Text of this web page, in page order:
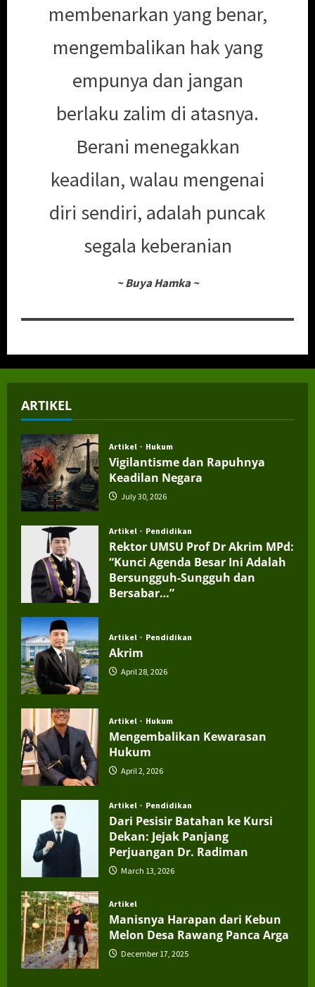
membenarkan yang benar,
mengembalikan hak yang
empunya dan jangan
berlaku zalim di atasnya.
Berani menegakkan
keadilan, walau mengenai
diri sendiri, adalah puncak
segala keberanian
~ Buya Hamka ~
ARTIKEL
Artikel Hukum
Vigilantisme dan Rapuhnya
Keadilan Negara
July 30, 2026
Artikel Pendidikan
Rektor UMSU Prof Dr Akrim MPd:
“Kunci Agenda Besar Ini Adalah
Bersungguh-Sungguh dan
Bersabar…”
Artikel Pendidikan
Akrim
April 28, 2026
Artikel Hukum
Mengembalikan Kewarasan
Hukum
April 2, 2026
Artikel Pendidikan
Dari Pesisir Batahan ke Kursi
Dekan: Jejak Panjang
Perjuangan Dr. Radiman
March 13, 2026
Artikel
Manisnya Harapan dari Kebun
Melon Desa Rawang Panca Arga
December 17, 2025